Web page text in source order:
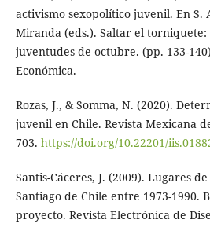
activismo sexopolítico juvenil. En S.
Miranda (eds.). Saltar el torniquete:
juventudes de octubre. (pp. 133-
Económica.
Rozas, J., & Somma, N. (2020).
juvenil en Chile. Revista Mexicana
703. https://doi.org/10.22201/
Santis-Cáceres, J. (2009). Lugares
Santiago de Chile entre 1973-1990.
proyecto. Revista Electrónica de